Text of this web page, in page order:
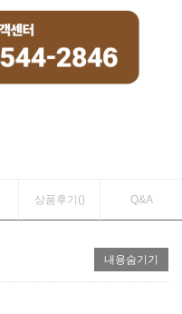
상품후기() Q&A
내용숨기기